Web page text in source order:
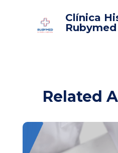
Clínica
Rubymed
Related